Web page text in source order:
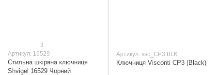
3
Артикул: 16529
Стильна шкіряна ключниця
Shvigel 16529 Чорний
Артикул: vsc_CP3 BLK
Ключниця Visconti CP3 (Black)